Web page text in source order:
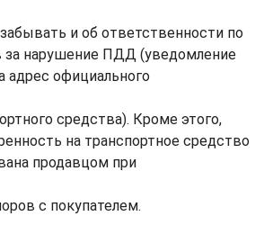
и об ответственности по
нарушение ПДД (уведомление
адрес официального
средства). Кроме этого,
на транспортное средство
продавцом при
с покупателем.